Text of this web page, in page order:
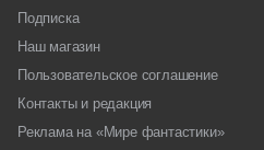
Подписка
Наш магазин
Пользовательское соглашение
Контакты и редакция
Реклама на «Мире фантастики»